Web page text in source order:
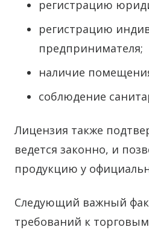
регистрацию
регистрацию
предпринимателя;
наличие
соблюдение
Лицензия также
ведется законно, и
продукцию у
Следующий важный
требований к